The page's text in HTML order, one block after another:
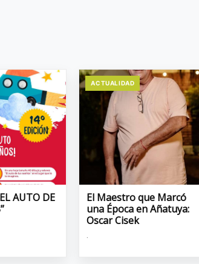
AUTO DE
ACTUALIDAD
El Maestro que Marcó
una Época en Añatuya:
Oscar Cisek